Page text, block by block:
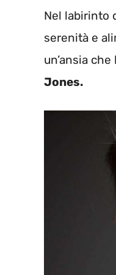
Nel labirinto
serenità e
un’ansia
Jones.